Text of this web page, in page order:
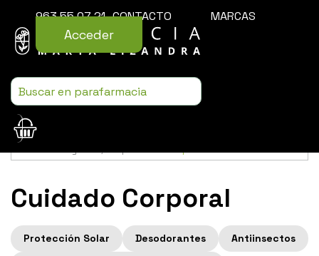
963 55 07 21 CONTACTO MARCAS
Acceder
Usamos cookies para mejorar la experiencia de la web. Si sigues
Cuidado Corporal
Protección Solar Desodorantes Antiinsectos